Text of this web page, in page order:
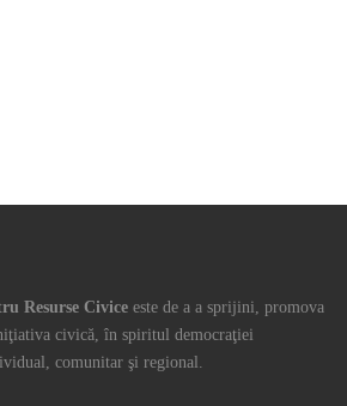
Resurse Civice este de a a sprijini, promova
civică, în spiritul democraţiei
comunitar şi regional.